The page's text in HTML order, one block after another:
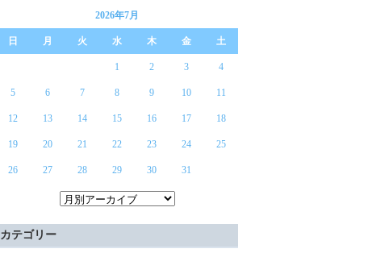
2026年7月
日 月 火 水 木 金 土
1 2 3 4
5 6 7 8 9 10 11
12 13 14 15 16 17 18
19 20 21 22 23 24 25
26 27 28 29 30 31
カテゴリー